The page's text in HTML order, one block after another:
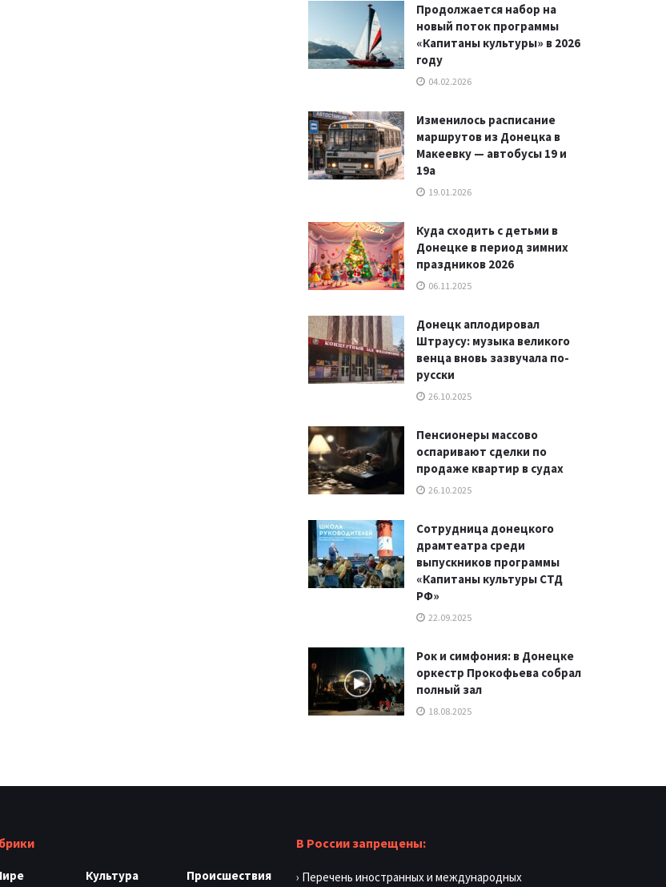
Продолжается набор на
новый поток программы
«Капитаны культуры» в 2026
году
04.02.2026
Изменилось расписание
маршрутов из Донецка в
Макеевку — автобусы 19 и
19а
19.01.2026
Куда сходить с детьми в
Донецке в период зимних
праздников 2026
06.11.2025
Донецк аплодировал
Штраусу: музыка великого
венца вновь зазвучала по-
русски
26.10.2025
Пенсионеры массово
оспаривают сделки по
продаже квартир в судах
26.10.2025
Сотрудница донецкого
драмтеатра среди
выпускников программы
«Капитаны культуры СТД
РФ»
22.09.2025
Рок и симфония: в Донецке
оркестр Прокофьева собрал
полный зал
18.08.2025
Культура
Происшествия
В России запрещены:
› Перечень иностранных и международных